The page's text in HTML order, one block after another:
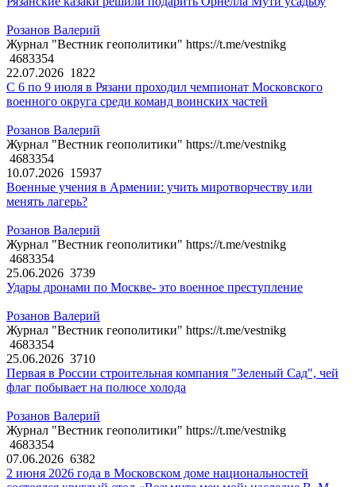
Розанов Валерий
Журнал "Вестник геополитики" https://t.me/vestnikg
4683354
22.07.2026 1822
С 6 по 9 июля в Рязани проходил чемпионат Московского
военного округа среди команд воинских частей
Розанов Валерий
Журнал "Вестник геополитики" https://t.me/vestnikg
4683354
10.07.2026 15937
Военные учения в Армении: учить миротворчеству или
менять лагерь?
Розанов Валерий
Журнал "Вестник геополитики" https://t.me/vestnikg
4683354
25.06.2026 3739
Удары дронами по Москве- это военное преступление
Розанов Валерий
Журнал "Вестник геополитики" https://t.me/vestnikg
4683354
25.06.2026 3710
Первая в России строительная компания "Зеленый Сад", чей
флаг побывает на полюсе холода
Розанов Валерий
Журнал "Вестник геополитики" https://t.me/vestnikg
4683354
07.06.2026 6382
2 июня 2026 года в Московском доме национальностей